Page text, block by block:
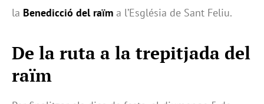
la Benedicció del raïm a l’Església de Sant Feliu.
De la ruta a la trepitjada del
raïm